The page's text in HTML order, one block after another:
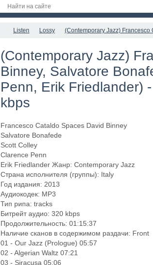
Listen Lossy (Contemporary Jazz) Francesco
(Contemporary Jazz)
Binney, Salvatore
Penn, Erik Friedlander)
kbps
Francesco Cataldo Spaces David Binney
Salvatore Bonafede
Scott Colley
Clarence Penn
Erik Friedlander Жанр: Contemporary Jazz
Страна исполнителя (группы): Italy
Год издания: 2013
Аудиокодек: MP3
Тип рипа: tracks
Битрейт аудио: 320 kbps
Продолжительность: 01:15:37
Наличие сканов в содержимом раздачи: Front
01 - Our Jazz (Prologue) 05:57
02 - Algerian Waltz 07:21
03 - Siracusa 05:06